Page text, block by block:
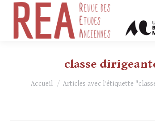
classe
Vous êtes ici :
Accueil Articles avec l’étiquette